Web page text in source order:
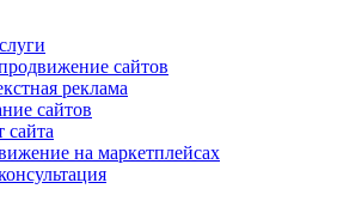
сайтов
реклама
сайтов
сайта
на маркетплейсах